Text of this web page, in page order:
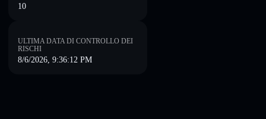
10
ULTIMA DATA DI CONTROLLO DEI
RISCHI
8/6/2026, 9:36:12 PM